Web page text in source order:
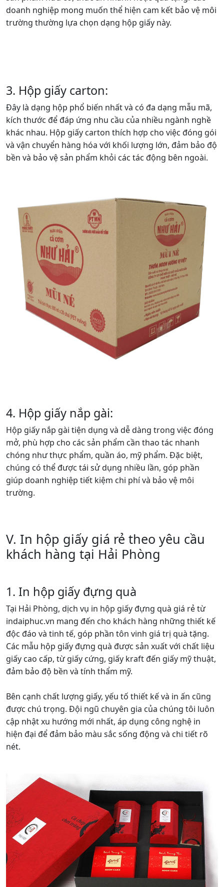
thân thiện, gần gũi với môi trường, phù hợp với các loại
sản phẩm hữu cơ, thức ăn nhanh hoặc quà tặng. Các
doanh nghiệp mong muốn thể hiện cam kết bảo vệ môi
trường thường lựa chọn dạng hộp giấy này.
kích thước để đáp ứng nhu cầu của nhiều ngành nghề
khác nhau. Hộp giấy carton thích hợp cho việc đóng gói
và vận chuyển hàng hóa với khối lượng lớn, đảm bảo độ
bền và bảo vệ sản phẩm khỏi các tác động bên ngoài.
4. Hộp giấy nắp gài:
Hộp giấy nắp gài tiện dụng và dễ dàng trong việc đóng
mở, phù hợp cho các sản phẩm cần thao tác nhanh
chóng như thực phẩm, quần áo, mỹ phẩm. Đặc biệt,
chúng có thể được tái sử dụng nhiều lần, góp phần
trường.
V. In hộp giấy giá rẻ theo yêu cầu
khách hàng tại Hải Phòng
1. In hộp giấy đựng quà